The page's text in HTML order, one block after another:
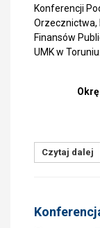
Konferencji
Orzecznictwa,
Finansów
UMK w Toruniu.
Czytaj dalej